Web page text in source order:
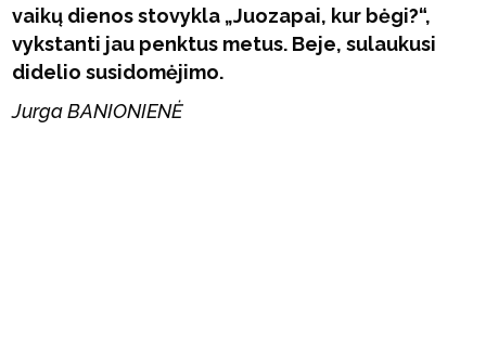
vaikų dienos stovykla „Juozapai, kur bėgi?“,
vykstanti jau penktus metus. Beje, sulaukusi
didelio susidomėjimo.
Jurga BANIONIENĖ